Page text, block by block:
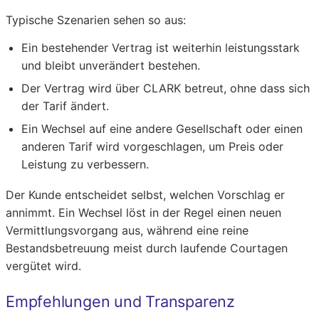
Typische Szenarien sehen so aus:
Ein bestehender Vertrag ist weiterhin leistungsstark
und bleibt unverändert bestehen.
Der Vertrag wird über CLARK betreut, ohne dass sich
der Tarif ändert.
Ein Wechsel auf eine andere Gesellschaft oder einen
anderen Tarif wird vorgeschlagen, um Preis oder
Leistung zu verbessern.
Der Kunde entscheidet selbst, welchen Vorschlag er
annimmt. Ein Wechsel löst in der Regel einen neuen
Vermittlungsvorgang aus, während eine reine
Bestandsbetreuung meist durch laufende Courtagen
vergütet wird.
Empfehlungen und Transparenz